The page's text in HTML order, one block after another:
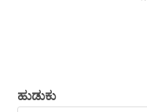
ಹುಡುಕು